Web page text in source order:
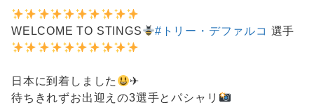
WELCOME TO STINGS #トリー・デファルコ 選手
日本に到着しました
✈
待ちきれずお出迎えの3選手とパシャリ